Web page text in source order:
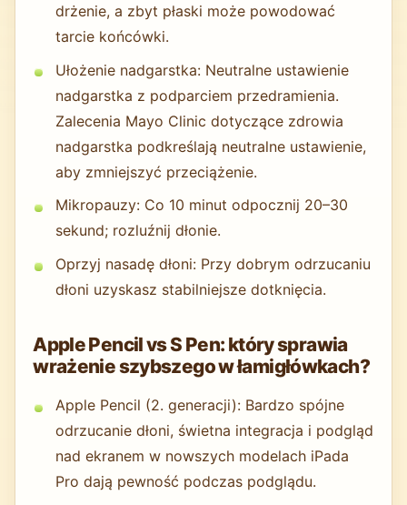
drżenie, a zbyt płaski może powodować
tarcie końcówki.
Ułożenie nadgarstka: Neutralne ustawienie
nadgarstka z podparciem przedramienia.
Zalecenia Mayo Clinic dotyczące zdrowia
nadgarstka podkreślają neutralne ustawienie,
aby zmniejszyć przeciążenie.
Mikropauzy: Co 10 minut odpocznij 20–30
sekund; rozluźnij dłonie.
Oprzyj nasadę dłoni: Przy dobrym odrzucaniu
dłoni uzyskasz stabilniejsze dotknięcia.
Apple Pencil vs S Pen: który sprawia
wrażenie szybszego w łamigłówkach?
Apple Pencil (2. generacji): Bardzo spójne
odrzucanie dłoni, świetna integracja i podgląd
nad ekranem w nowszych modelach iPada
Pro dają pewność podczas podglądu.